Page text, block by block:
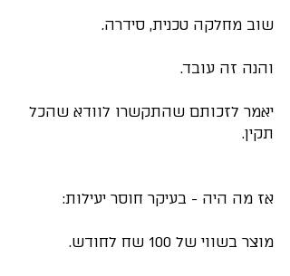
שוב מחלקה טכנית, סידרה.
והנה זה עובד.
יאמר לזכותם שהתקשרו לוודא שהכל
תקין.
אז מה היה - בעיקר חוסר יעילות:
מוצר בשווי של 100 שח לחודש.